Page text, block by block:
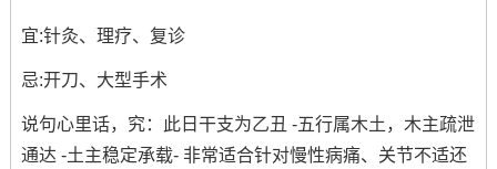
宜:针灸、理疗、复诊
忌:开刀、大型手术
说句心里话，究：此日干支为乙丑 -五行属木土，木主疏泄
通达 -土主稳定承载- 非常适合针对慢性病痛、关节不适还